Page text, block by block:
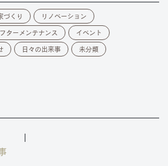
づくり リノベーション
ターメンテナンス イベント
日々の出来事 未分類